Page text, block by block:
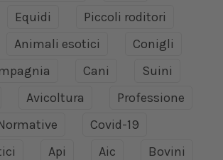
Equidi
Piccoli roditori
Animali esotici
Conigli
Cani
Suini
Avicoltura
Professione
Covid-19
Api Aic
Bovini